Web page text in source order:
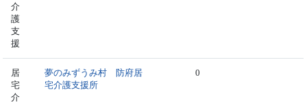
介
護
支
援
居
宅
介
夢のみずうみ村 防府居
宅介護支援所
0